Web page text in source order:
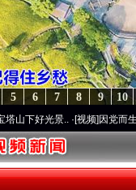
10
9
8
7
6
5
景..·[视频]因党而生 为党而